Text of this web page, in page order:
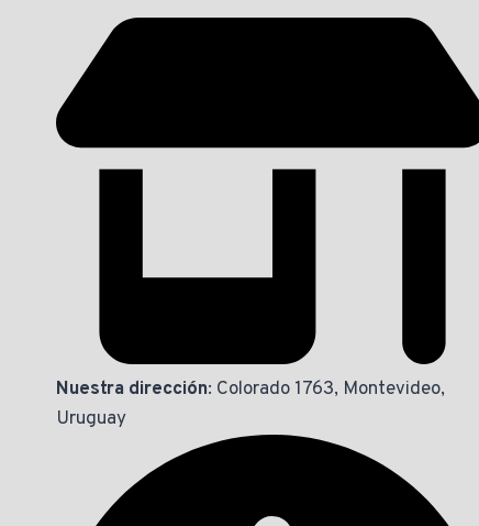
Nuestra dirección: Colorado 1763, Montevideo,
Uruguay